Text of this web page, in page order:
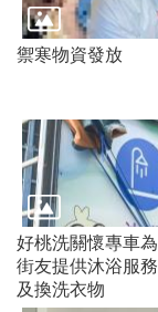
回
首
網
站
導
覽
市
政
信
箱
禦寒物資發放
好桃洗關懷專車為
街友提供沐浴服務
及換洗衣物